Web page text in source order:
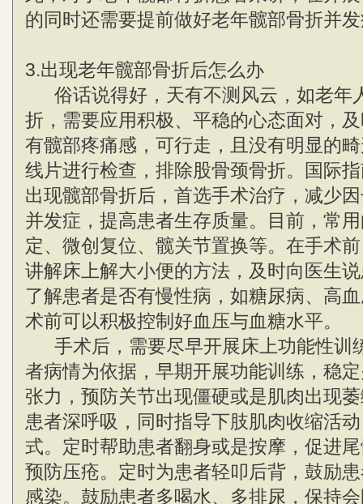
的同时还需要提前做好老年髋部骨折并
3.出现老年髋部骨折后怎么办
俗话说得好，天有不测风云，如老年
折，需要应用积极、平稳的心态面对，
有髋部疼痛感，可行走，且没有明显的
线片进行检查，排除股骨颈骨折。国际
出现髋部骨折后，首选手术治疗，减少
并发症，提高患者生存质量。目前，常
定、微创复位、髋关节置换等。在手术
讲解床上解大小便的方法，及时向医生
了解患者是否有慢性病，如糖尿病、高
术前可以积极控制好血压与血糖水平。
手术后，需要尽早开展床上功能性训
者病情为依据，早期开展功能训练，稳
张力，预防关节出现僵硬或是肌肉出现
患者深呼吸，同时指导下肢肌肉收缩活
式。定时帮助患者翻身或是按摩，促进
预防压疮。定时为患者轻叩后背，鼓励
感染。鼓励患者多喝水、多排尿，保持